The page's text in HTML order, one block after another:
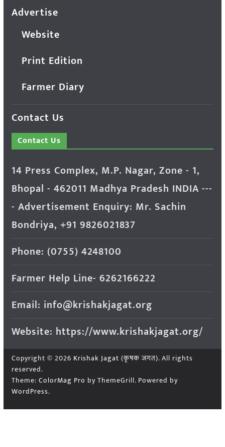
Advertise
Website
Print Edition
Farmer Diary
Contact Us
Contact Us
14 Press Complex, M.P. Nagar, Zone - 1,
Bhopal - 462011 Madhya Pradesh INDIA ---
- Advertisement Enquiry: Mr. Sachin
Bondriya, +91 9826021837
Phone: (0755) 4248100
Farmer Help Line- 6262166222
Email: info@krishakjagat.org
Website: https://www.krishakjagat.org/
Copyright © 2026 Krishak Jagat (कृषक जगत). All rights
reserved.
Theme: ColorMag Pro by ThemeGrill. Powered by
WordPress.